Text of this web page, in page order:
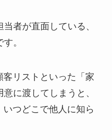
者が直面している、
。
リストといった「家
に渡してしまうと、
つどこで他人に知ら